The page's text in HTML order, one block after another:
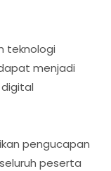
teknologi
menjadi
pengucapan
peserta